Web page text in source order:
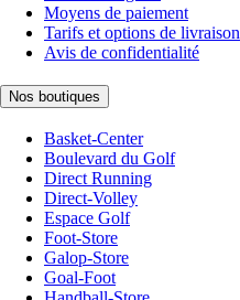
Moyens de paiement
Tarifs et options de livraison
Avis de confidentialité
Nos boutiques
Basket-Center
Boulevard du Golf
Direct Running
Direct-Volley
Espace Golf
Foot-Store
Galop-Store
Goal-Foot